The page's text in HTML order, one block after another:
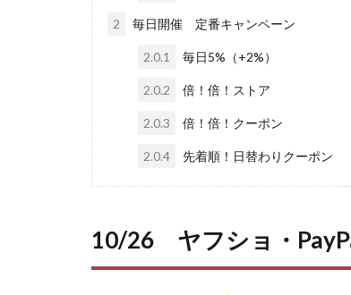
2 毎日開催 定番キャンペーン
2.0.1 毎日5%（+2%）
2.0.2 倍！倍！ストア
2.0.3 倍！倍！クーポン
2.0.4 先着順！日替わりクーポン
10/26 ヤフショ・